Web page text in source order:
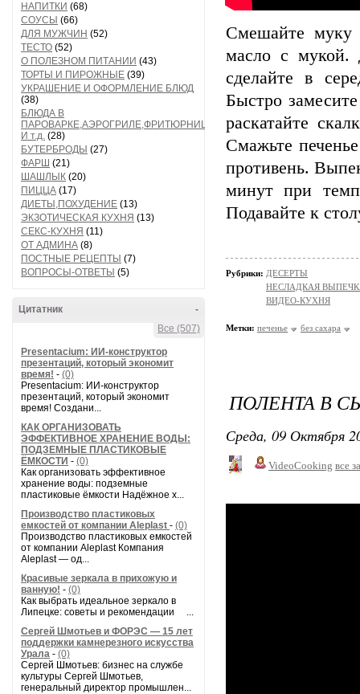
НАПИТКИ (68)
СОУСЫ (66)
ДЛЯ МУЖЧИН (52)
ТЕСТО (52)
О ПОЛЕЗНОМ ПИТАНИИ (43)
ТОРТЫ И ПИРОЖНЫЕ (39)
УКРАШЕНИЕ И ОФОРМЛЕНИЕ БЛЮД
(38)
БЛЮДА В
ПАРОВАРКЕ,АЭРОГРИЛЕ,ФРИТЮРНИЦЕ
И т.д. (28)
БУТЕРБРОДЫ (27)
ФАРШ (21)
ШАШЛЫК (20)
ПИЦЦА (17)
ДИЕТЫ,ПОХУДЕНИЕ (13)
ЭКЗОТИЧЕСКАЯ КУХНЯ (13)
СЕКС-КУХНЯ (11)
ОТ АДМИНА (8)
ПОСТНЫЕ РЕЦЕПТЫ (7)
ВОПРОСЫ-ОТВЕТЫ (5)
-
Цитатник
Все (507)
Presentacium: ИИ‑конструктор
презентаций, который экономит
время! - (0)
Presentacium: ИИ‑конструктор
презентаций, который экономит
время! Создани...
КАК ОРГАНИЗОВАТЬ
ЭФФЕКТИВНОЕ ХРАНЕНИЕ ВОДЫ:
ПОДЗЕМНЫЕ ПЛАСТИКОВЫЕ
ЁМКОСТИ - (0)
Как организовать эффективное
хранение воды: подземные
пластиковые ёмкости Надёжное х...
Производство пластиковых
емкостей от компании Aleplast - (0)
Производство пластиковых емкостей
от компании Aleplast Компания
Aleplast — од...
Красивые зеркала в прихожую и
ванную! - (0)
Как выбрать идеальное зеркало в
Липецке: советы и рекомендации ...
Сергей Шмотьев и ФОРЭС — 15 лет
поддержки камнерезного искусства
Урала - (0)
Сергей Шмотьев: бизнес на службе
культуры Сергей Шмотьев,
генеральный директор промышлен...
Смешайте муку
масло с мукой.
сделайте в
Быстро
раскатайте
Смажьте
противень.
минут при
Подавайте к
Рубрики: ДЕСЕРТЫ
НЕСЛАДКАЯ
ВИДЕО-КУХНЯ
Метки: печенье без сахара
ПОЛЕНТА В
Среда, 09 Октября
VideoCooking все